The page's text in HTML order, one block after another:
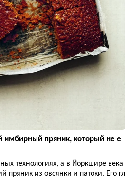
имбирный пряник, который не е
технологиях, а в Йоркшире века
пряник из овсянки и патоки. Его гл